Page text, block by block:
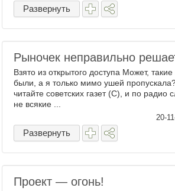
Развернуть
Рыночек неправильно
Взято из открытого доступа Может,
были, а я только мимо ушей
читайте советских газет (С), и по радио
не всякие ...
20-
Развернуть
Проект — огонь!